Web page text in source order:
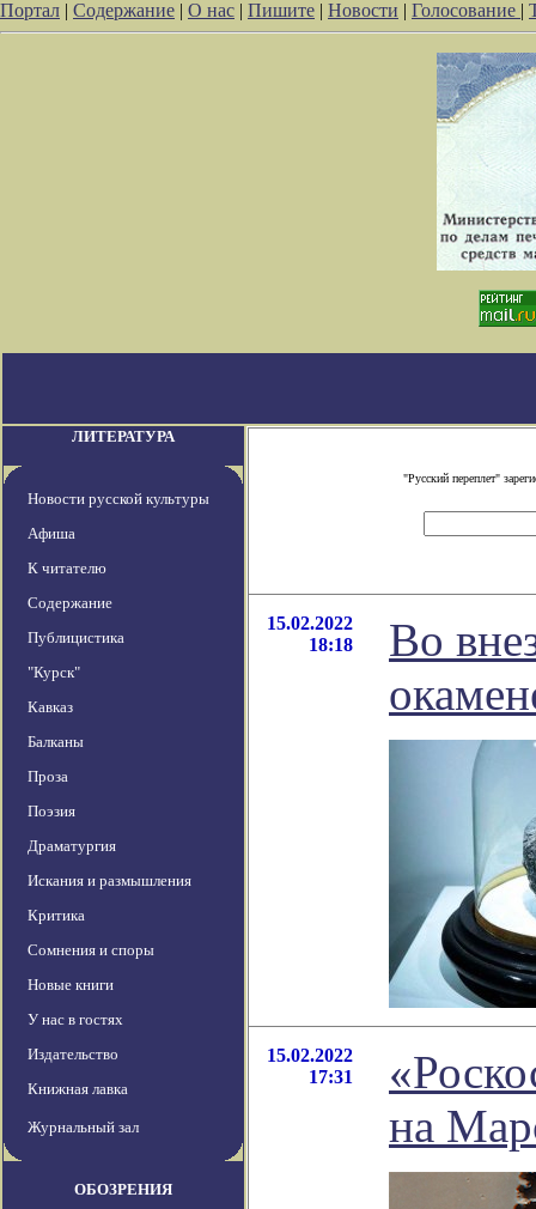
Портал | Содержание | О нас | Пишите | Новости | Голосование |
ЛИТЕРАТУРА
Новости русской культуры
Афиша
К читателю
Содержание
Публицистика
"Курск"
Кавказ
Балканы
Проза
Поэзия
Драматургия
Искания и размышления
Критика
Сомнения и споры
Новые книги
У нас в гостях
Издательство
Книжная лавка
Журнальный зал
ОБОЗРЕНИЯ
"Русский переплет"
15.02.2022
18:18
Во
15.02.2022
17:31
на